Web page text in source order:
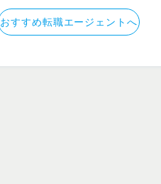
おすすめ転職エージェントへ